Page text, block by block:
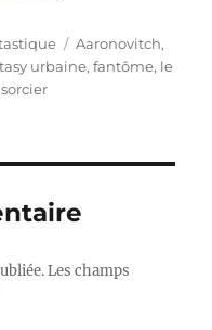
Étiquettes
Aaronovitch,
urbaine,fantôme, le
sorcier
Les champs